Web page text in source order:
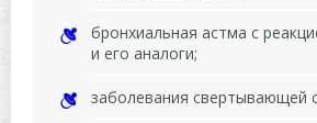
бронхиальная астма с
и его аналоги;
заболевания свертывающей